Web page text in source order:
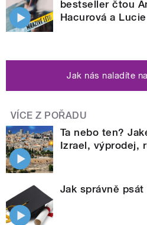
bestseller čtou
Hacurová a
Jak nás naladíte
VÍCE Z POŘADU
Ta nebo ten?
Izrael, výprodej,
Jak správně